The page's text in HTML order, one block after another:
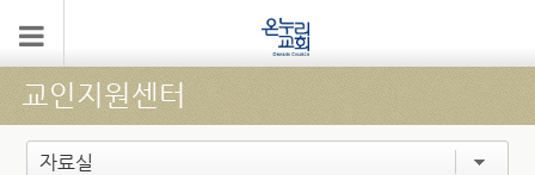
교인지원센터
자료실